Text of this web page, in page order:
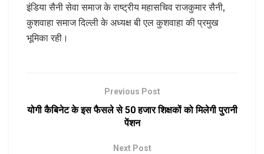
इंडिया सैनी सेवा समाज के राष्ट्रीय महासचिव राजकुमार सैनी,
कुशवाहा समाज दिल्ली के अध्यक्ष बी एल कुशवाहा की प्रमुख
भूमिका रही।
Previous Post
योगी कैबिनेट के इस फैसले से 50 हजार शिक्षकों को मिलेगी पुरानी
पेंशन
Next Post